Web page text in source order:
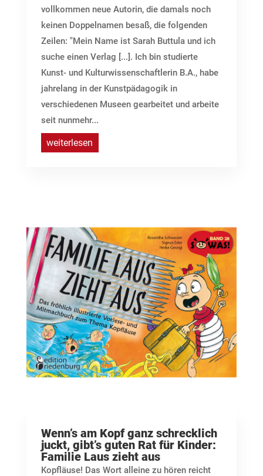
vollkommen neue Autorin, die damals noch
keinen Doppelnamen besaß, die folgenden
Zeilen: "Mein Name ist Sarah Buttula und ich
suche einen Verlag [...]. Ich bin studierte
Kunst- und Kulturwissenschaftlerin B.A., habe
jahrelang in der Kunstpädagogik in
verschiedenen Museen gearbeitet und arbeite
seit nunmehr...
weiterlesen
Wenn’s am Kopf ganz schrecklich
juckt, gibt’s guten Rat für Kinder:
Familie Laus zieht aus
Kopfläuse! Das Wort alleine zu hören reicht